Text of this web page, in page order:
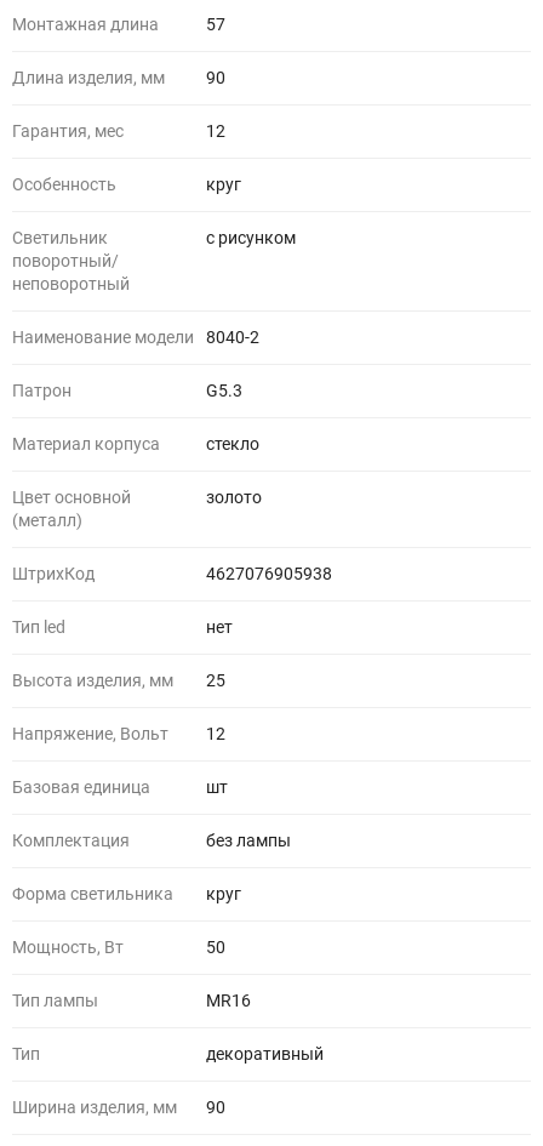
Монтажная длина 57
Длина изделия, мм 90
Гарантия, мес 12
Особенность круг
Светильник
поворотный/
неповоротный
с рисунком
Наименование модели 8040-2
Патрон G5.3
Материал корпуса стекло
Цвет основной
(металл)
золото
ШтрихКод 4627076905938
Тип led нет
Высота изделия, мм 25
Напряжение, Вольт 12
Базовая единица шт
Комплектация без лампы
Форма светильника круг
Мощность, Вт 50
Тип лампы MR16
Тип декоративный
Ширина изделия, мм 90